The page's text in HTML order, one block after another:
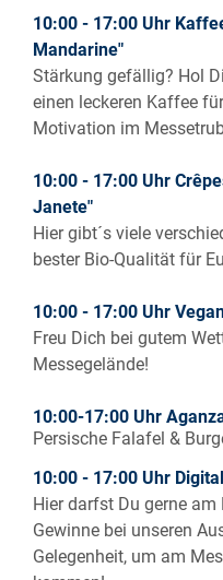
10:00 - 17:00 Uhr
Mandarine"
Stärkung gefällig? Hol
einen leckeren Kaffee
Motivation im
10:00 - 17:00 Uhr
Janete"
Hier gibt´s viele
bester Bio-Qualität für
10:00 - 17:00 Uhr
Freu Dich bei gutem
10:00-17:00 Uhr
Persische Falafel &
10:00 - 17:00 Uhr
Hier darfst Du gerne am
Gewinne bei unseren
Gelegenheit, um am